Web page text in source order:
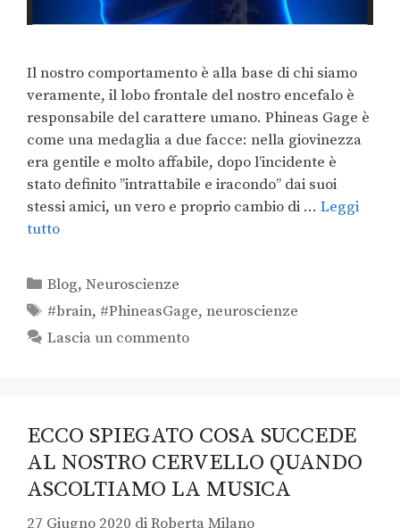
Il nostro comportamento è alla base di chi siamo
veramente, il lobo frontale del nostro encefalo è
responsabile del carattere umano. Phineas Gage è
come una medaglia a due facce: nella giovinezza
era gentile e molto affabile, dopo l’incidente è
stato definito ’’intrattabile e iracondo’’ dai suoi
stessi amici, un vero e proprio cambio di … Leggi
tutto
Blog,Neuroscienze
#brain, #PhineasGage,neuroscienze
Lascia un commento
ECCO SPIEGATO COSA SUCCEDE
AL NOSTRO CERVELLO QUANDO
ASCOLTIAMO LA MUSICA
27 Giugno 2020 diRoberta Milano